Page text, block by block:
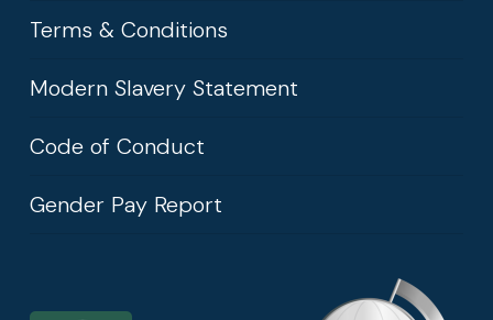
Terms & Conditions
Modern Slavery Statement
Code of Conduct
Gender Pay Report